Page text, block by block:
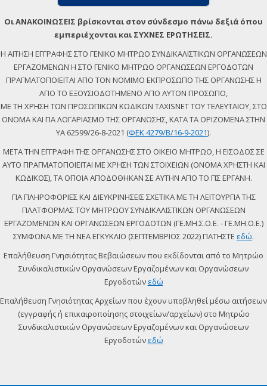
Οι ΑΝΑΚΟΙΝΩΣΕΙΣ βρίσκονται στον σύνδεσμο πάνω δεξιά όπου
εμπεριέχονται και ΣΥΧΝΕΣ ΕΡΩΤΗΣΕΙΣ.
Η ΑΙΤΗΣΗ ΕΓΓΡΑΦΗΣ ΣΤΟ ΓΕΝΙΚΟ ΜΗΤΡΩΟ ΣΥΝΔΙΚΑΛΙΣΤΙΚΩΝ ΟΡΓΑΝΩΣΕΩΝ
ΕΡΓΑΖΟΜΕΝΩΝ Η ΣΤΟ ΓΕΝΙΚΟ ΜΗΤΡΩΟ ΟΡΓΑΝΩΣΕΩΝ ΕΡΓΟΔΟΤΩΝ
ΠΡΑΓΜΑΤΟΠΟΙΕΙΤΑΙ ΑΠΟ ΤΟΝ ΝΟΜΙΜΟ ΕΚΠΡΟΣΩΠΟ ΤΗΣ ΟΡΓΑΝΩΣΗΣ Η
ΑΠΟ ΤΟ ΕΞΟΥΣΙΟΔΟΤΗΜΕΝΟ ΑΠΟ ΑΥΤΟΝ ΠΡΟΣΩΠΟ,
ΜΕ ΤΗ ΧΡΗΣΗ ΤΩΝ ΠΡΟΣΩΠΙΚΩΝ ΚΩΔΙΚΩΝ TAXISNET ΤΟΥ ΤΕΛΕΥΤΑΙΟΥ, ΣΤΟ
ΟΝΟΜΑ ΚΑΙ ΓΙΑ ΛΟΓΑΡΙΑΣΜΟ ΤΗΣ ΟΡΓΑΝΩΣΗΣ, ΚΑΤΑ ΤΑ ΟΡΙΖΟΜΕΝΑ ΣΤΗΝ
ΥΑ 62599/26-8-2021 (ΦΕΚ 4279/Β/16-9-2021).
ΜΕΤΑ ΤΗΝ ΕΓΓΡΑΦΗ ΤΗΣ ΟΡΓΑΝΩΣΗΣ ΣΤΟ ΟΙΚΕΙΟ ΜΗΤΡΩΟ, Η ΕΙΣΟΔΟΣ ΣΕ
ΑΥΤΟ ΠΡΑΓΜΑΤΟΠΟΙΕΙΤΑΙ ΜΕ ΧΡΗΣΗ ΤΩΝ ΣΤΟΙΧΕΙΩΝ (ΟΝΟΜΑ ΧΡΗΣΤΗ ΚΑΙ
ΚΩΔΙΚΟΣ), ΤΑ ΟΠΟΙΑ ΑΠΟΔΟΘΗΚΑΝ ΣΕ ΑΥΤΗΝ ΑΠΟ ΤΟ ΠΣ ΕΡΓΑΝΗ.
ΓΙΑ ΠΛΗΡΟΦΟΡΙΕΣ ΚΑΙ ΔΙΕΥΚΡΙΝΗΣΕΙΣ ΣΧΕΤΙΚΑ ΜΕ ΤΗ ΛΕΙΤΟΥΡΓΙΑ ΤΗΣ
ΠΛΑΤΦΟΡΜΑΣ ΤΟΥ ΜΗΤΡΩΟΥ ΣΥΝΔΙΚΑΛΙΣΤΙΚΩΝ ΟΡΓΑΝΩΣΕΩΝ
ΕΡΓΑΖΟΜΕΝΩΝ ΚΑΙ ΟΡΓΑΝΩΣΕΩΝ ΕΡΓΟΔΟΤΩΝ (ΓΕ.ΜΗ.Σ.Ο.Ε. - ΓΕ.ΜΗ.Ο.Ε.)
ΣΥΜΦΩΝΑ ΜΕ ΤΗ ΝΕΑ ΕΓΚΥΚΛΙΟ (ΣΕΠΤΕΜΒΡΙΟΣ 2022) ΠΑΤΗΣΤΕ εδώ.
Επαλήθευση Γνησιότητας Βεβαιώσεων που εκδίδονται από το Μητρώο
Συνδικαλιστικών Οργανώσεων Εργαζομένων και Οργανώσεων
Εργοδοτών εδώ
Επαλήθευση Γνησιότητας Αρχείων που έχουν υποβληθεί μέσω αιτήσεων
(εγγραφής ή επικαιροποίησης στοιχείων/αρχείων) στο Μητρώο
Συνδικαλιστικών Οργανώσεων Εργαζομένων και Οργανώσεων
Εργοδοτών εδώ